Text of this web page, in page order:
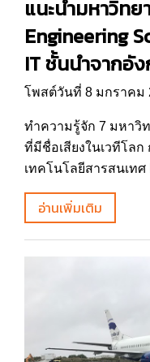
แนะนำมหาวิท
Engineering
IT ชั้นนำจากอั
โพสต์วันที่ 8 มกราคม
ทำความรู้จัก 7 มหาวิ
ที่มีชื่อเสียงในเวทีโล
เทคโนโลยีสารสนเท
อ่านเพิ่มเติม